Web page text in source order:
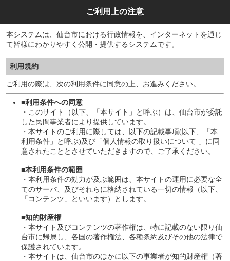
ご利用上の注意
本システムは、仙台市における行政情報を、インターネットを通じ
て皆様にわかりやすく公開・提供するシステムです。
利用規約
ご利用の際は、次の利用条件に同意の上、お進みください。
■利用条件への同意
・このサイト（以下、「本サイト」と呼ぶ）は、仙台市が委託
した民間事業者により提供しています。
・本サイトのご利用に際しては、以下の記載事項(以下、「本
利用条件」と呼ぶ)及び「個人情報の取り扱いについて 」に同
意されたこととさせていただきますので、ご了承ください。
■本利用条件の範囲
・本利用条件の効力が及ぶ範囲は、本サイトの運用に必要な全
てのサーバ、及びそれらに格納されている一切の情報（以下、
「コンテンツ」といいます）とします。
■知的財産権
・本サイト及びコンテンツの著作権は、特に記載のない限り仙
台市に帰属し、各国の著作権法、各種条約及びその他の法律で
保護されています。
・本サイトは、仙台市のほかに以下の事業者が知的財産権（著